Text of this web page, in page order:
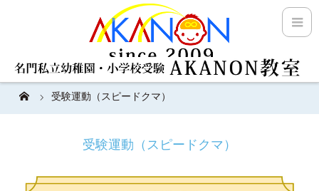
受験運動（スピードクマ）
受験運動（スピードクマ）